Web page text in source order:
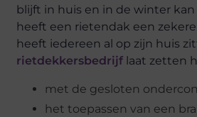
blijft in huis en in de winter
heeft een rietendak een
heeft iedereen al op zijn huis
rietdekkersbedrijf laat zetten
met de gesloten
het toepassen van een